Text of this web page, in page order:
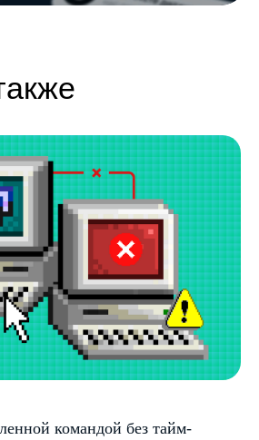
командой без тайм-
д. 16